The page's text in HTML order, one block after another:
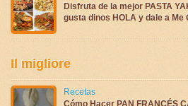
Disfruta de la mejor PASTA
gusta dinos HOLA y dale a Me
Il migliore
Recetas
Cómo Hacer PAN FRANCÉS